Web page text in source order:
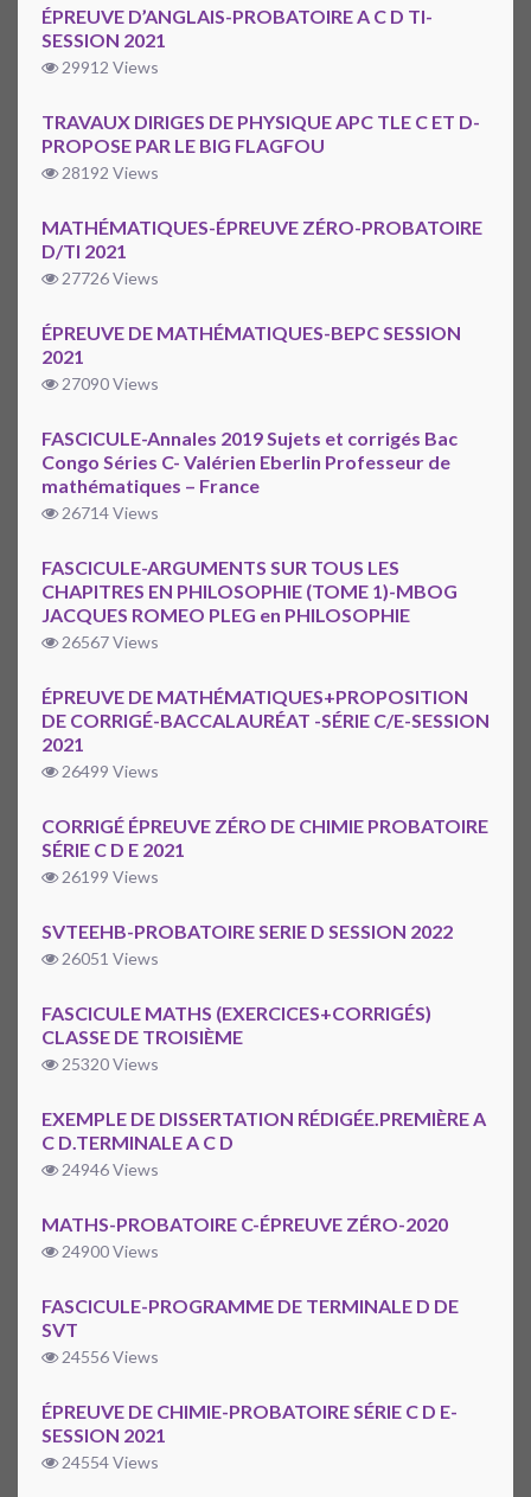
ÉPREUVE D’ANGLAIS-PROBATOIRE A C D TI-
SESSION 2021
29912 Views
TRAVAUX DIRIGES DE PHYSIQUE APC TLE C ET D-
PROPOSE PAR LE BIG FLAGFOU
28192 Views
MATHÉMATIQUES-ÉPREUVE ZÉRO-PROBATOIRE
D/TI 2021
27726 Views
ÉPREUVE DE MATHÉMATIQUES-BEPC SESSION
2021
27090 Views
FASCICULE-Annales 2019 Sujets et corrigés Bac
Congo Séries C- Valérien Eberlin Professeur de
mathématiques – France
26714 Views
FASCICULE-ARGUMENTS SUR TOUS LES
CHAPITRES EN PHILOSOPHIE (TOME 1)-MBOG
JACQUES ROMEO PLEG en PHILOSOPHIE
26567 Views
ÉPREUVE DE MATHÉMATIQUES+PROPOSITION
DE CORRIGÉ-BACCALAURÉAT -SÉRIE C/E-SESSION
2021
26499 Views
CORRIGÉ ÉPREUVE ZÉRO DE CHIMIE PROBATOIRE
SÉRIE C D E 2021
26199 Views
SVTEEHB-PROBATOIRE SERIE D SESSION 2022
26051 Views
FASCICULE MATHS (EXERCICES+CORRIGÉS)
CLASSE DE TROISIÈME
25320 Views
EXEMPLE DE DISSERTATION RÉDIGÉE.PREMIÈRE A
C D.TERMINALE A C D
24946 Views
MATHS-PROBATOIRE C-ÉPREUVE ZÉRO-2020
24900 Views
FASCICULE-PROGRAMME DE TERMINALE D DE
SVT
24556 Views
ÉPREUVE DE CHIMIE-PROBATOIRE SÉRIE C D E-
SESSION 2021
24554 Views